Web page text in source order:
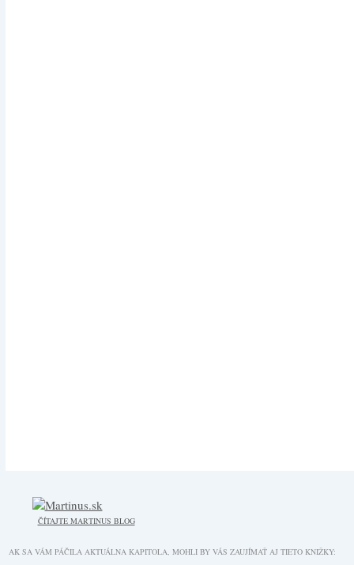
ČÍTAJTE MARTINUS BLOG
AK SA VÁM PÁČILA AKTUÁLNA KAPITOLA, MOHLI BY VÁS ZAUJÍMAŤ AJ TIETO KNIŽKY: